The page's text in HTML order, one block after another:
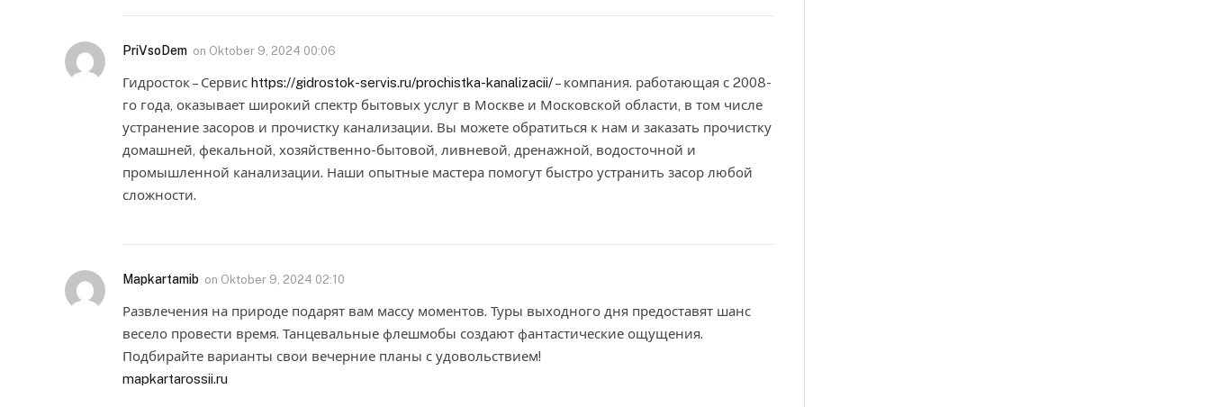
PriVsoDem on Oktober 9, 2024 00:06
Гидросток – Сервис https://gidrostok-servis.ru/prochistka-kanalizacii/– компания. работающая с 2008-
го года, оказывает широкий спектр бытовых услуг в Москве и Московской области, в том числе
устранение засоров и прочистку канализации. Вы можете обратиться к нам и заказать прочистку
домашней, фекальной, хозяйственно-бытовой, ливневой, дренажной, водосточной и
промышленной канализации. Наши опытные мастера помогут быстро устранить засор любой
сложности.
Mapkartamib on Oktober 9, 2024 02:10
Развлечения на природе подарят вам массу моментов. Туры выходного дня предоставят шанс
весело провести время. Танцевальные флешмобы создают фантастические ощущения.
Подбирайте варианты свои вечерние планы с удовольствием!
mapkartarossii.ru